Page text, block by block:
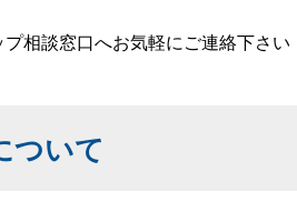
相談窓口へお気軽にご連絡下さい
ついて